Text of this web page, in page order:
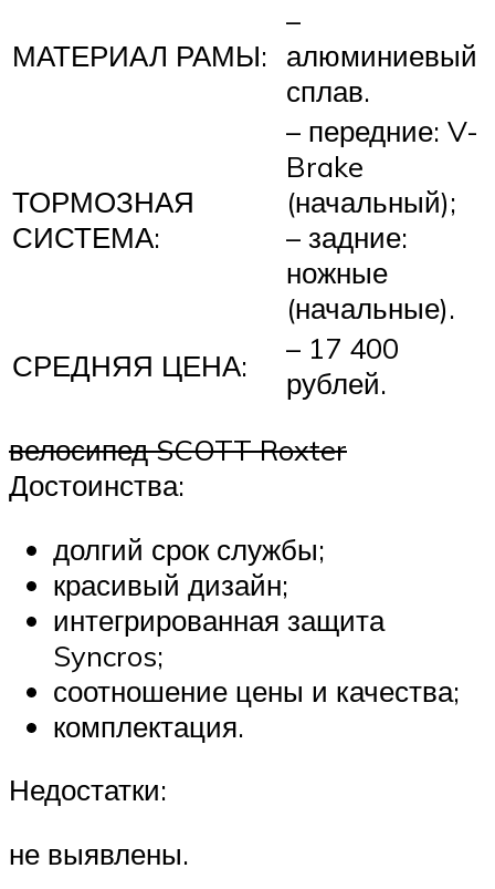
МАТЕРИАЛ РАМЫ:
–
алюминиевый
сплав.
ТОРМОЗНАЯ
СИСТЕМА:
– передние: V-
Brake
(начальный);
– задние:
ножные
(начальные).
СРЕДНЯЯ ЦЕНА:
– 17 400
рублей.
велосипед SCOTT Roxter
Достоинства:
долгий срок службы;
красивый дизайн;
интегрированная защита
Syncros;
соотношение цены и качества;
комплектация.
Недостатки:
не выявлены.